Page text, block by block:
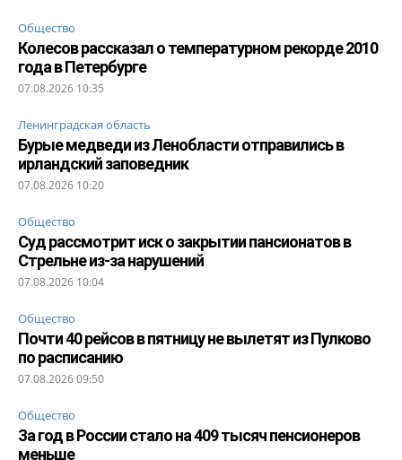
Общество
Колесов рассказал о температурном рекорде 2010
года в Петербурге
07.08.2026 10:35
Ленинградская область
Бурые медведи из Ленобласти отправились в
ирландский заповедник
07.08.2026 10:20
Общество
Суд рассмотрит иск о закрытии пансионатов в
Стрельне из-за нарушений
07.08.2026 10:04
Общество
Почти 40 рейсов в пятницу не вылетят из Пулково
по расписанию
07.08.2026 09:50
Общество
За год в России стало на 409 тысяч пенсионеров
меньше